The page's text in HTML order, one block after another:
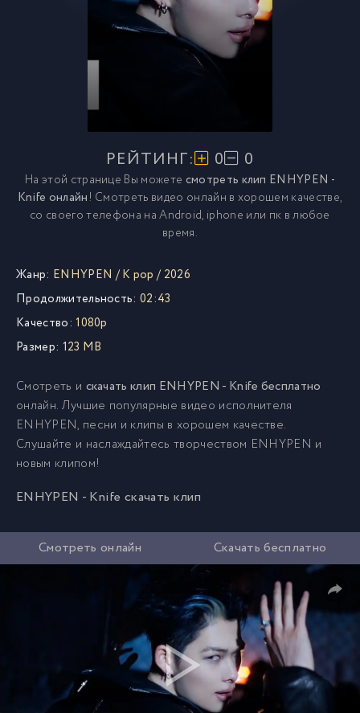
РЕЙТИНГ: 0 0
На этой странице Вы можете смотреть клип ENHYPEN -
Knife онлайн! Смотреть видео онлайн в хорошем качестве,
со своего телефона на Android, iphone или пк в любое
время.
Жанр: ENHYPEN /K pop / 2026
Продолжительность: 02:43
Качество: 1080p
Размер: 123 MB
Смотреть и скачать клип ENHYPEN - Knife бесплатно
онлайн. Лучшие популярные видео исполнителя
ENHYPEN, песни и клипы в хорошем качестве.
Слушайте и наслаждайтесь творчеством ENHYPEN и
новым клипом!
ENHYPEN - Knife скачать клип
Смотреть онлайн Скачать бесплатно